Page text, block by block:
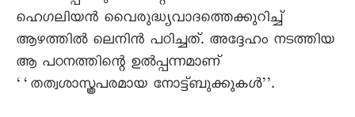
ഹെഗലിയൻ വെെരുദ്ധ്യവാദത്തെക്കുറിച്ച്
ആഴത്തിൽ ലെനിൻ പഠിച്ചത്. അദ്ദേഹം നടത്തിയ
ആ പഠനത്തിന്റെ ഉൽപ്പന്നമാണ്
‘‘തത്വശാസ്ത്രപരമായ നോട്ട്ബുക്കുകൾ’’.